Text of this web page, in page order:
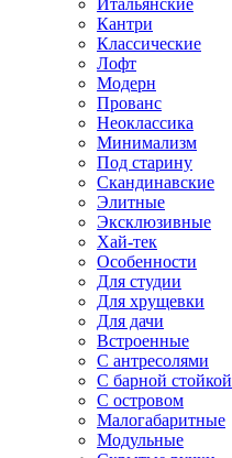
Итальянские
Кантри
Классические
Лофт
Модерн
Прованс
Неоклассика
Минимализм
Под старину
Скандинавские
Элитные
Эксклюзивные
Хай-тек
Особенности
Для студии
Для хрущевки
Для дачи
Встроенные
С антресолями
С барной стойкой
С островом
Малогабаритные
Модульные